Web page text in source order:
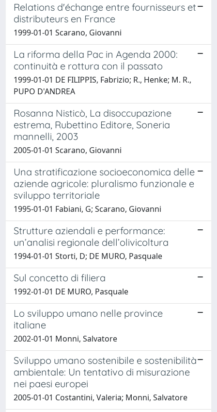
Relations d'échange entre fournisseurs et
distributeurs en France
1999-01-01 Scarano, Giovanni
La riforma della Pac in Agenda 2000:
continuità e rottura con il passato
1999-01-01 DE FILIPPIS, Fabrizio; R., Henke; M. R.,
PUPO D'ANDREA
Rosanna Nisticò, La disoccupazione
estrema, Rubettino Editore, Soneria
mannelli, 2003
2005-01-01 Scarano, Giovanni
Una stratificazione socioeconomica delle
aziende agricole: pluralismo funzionale e
sviluppo territoriale
1995-01-01 Fabiani, G; Scarano, Giovanni
Strutture aziendali e performance:
un’analisi regionale dell’olivicoltura
1994-01-01 Storti, D; DE MURO, Pasquale
Sul concetto di filiera
1992-01-01 DE MURO, Pasquale
Lo sviluppo umano nelle province
italiane
2002-01-01 Monni, Salvatore
Sviluppo umano sostenibile e sostenibilità
ambientale: Un tentativo di misurazione
nei paesi europei
2005-01-01 Costantini, Valeria; Monni, Salvatore